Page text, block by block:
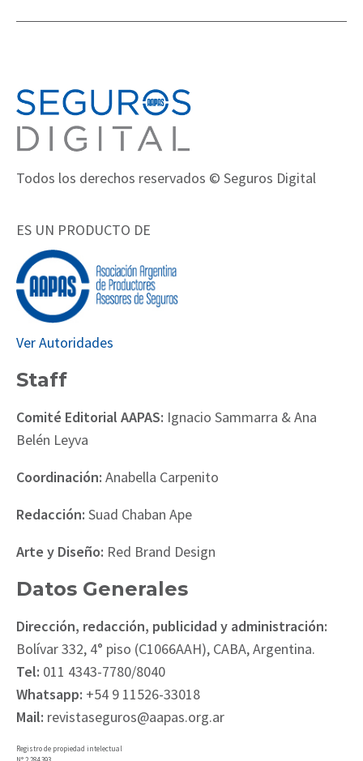
Todos los derechos reservados © Seguros Digital
ES UN PRODUCTO DE
Ver Autoridades
Staff
Comité Editorial AAPAS: Ignacio Sammarra & Ana
Belén Leyva
Coordinación: Anabella Carpenito
Redacción: Suad Chaban Ape
Arte y Diseño: Red Brand Design
Datos Generales
Dirección, redacción, publicidad y administración:
Bolívar 332, 4° piso (C1066AAH), CABA, Argentina.
Tel: 011 4343-7780/8040
Whatsapp: +54 9 11526-33018
Mail: revistaseguros@aapas.org.ar
Registro de propiedad intelectual